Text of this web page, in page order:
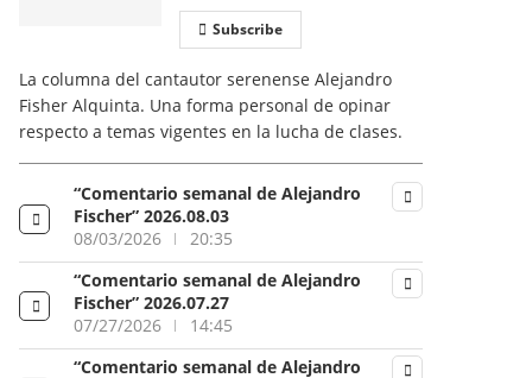
Subscribe
La columna del cantautor serenense Alejandro
Fisher Alquinta. Una forma personal de opinar
respecto a temas vigentes en la lucha de clases.
“Comentario semanal de Alejandro
Fischer” 2026.08.03
08/03/2026
20:35
“Comentario semanal de Alejandro
Fischer” 2026.07.27
07/27/2026
14:45
“Comentario semanal de Alejandro